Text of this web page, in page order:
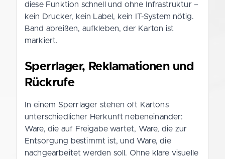
diese Funktion schnell und ohne Infrastruktur –
kein Drucker, kein Label, kein IT-System nötig.
Band abreißen, aufkleben, der Karton ist
markiert.
Sperrlager, Reklamationen und
Rückrufe
In einem Sperrlager stehen oft Kartons
unterschiedlicher Herkunft nebeneinander:
Ware, die auf Freigabe wartet, Ware, die zur
Entsorgung bestimmt ist, und Ware, die
nachgearbeitet werden soll. Ohne klare visuelle